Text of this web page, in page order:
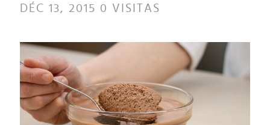
DÉC 13, 2015 0 VISITAS